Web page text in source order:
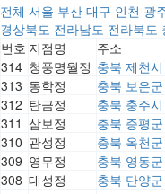
전체 서울 부산 대구 인천 광
경상북도 전라남도 전라북도
번호 지점명 주소
314 청풍명월정 충북 제천
313 동학정 충북 보은
312 탄금정 충북 충주
311 삼보정 충북 증평
310 관성정 충북 옥천
309 영무정 충북 영동
308 대성정 충북 단양